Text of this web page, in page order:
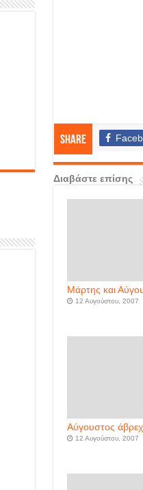
Share
Διαβάστε επίσης
Μάρτης και
12 Αυγούστου, 2007
Αύγουστος
12 Αυγούστου, 2007